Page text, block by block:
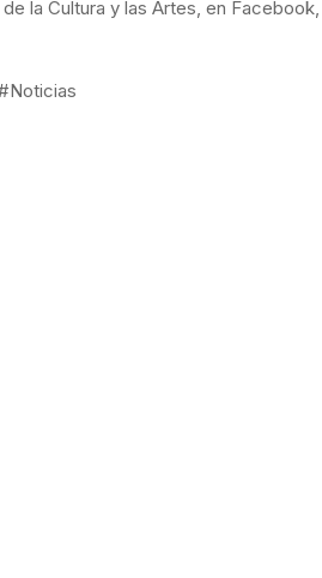
la Cultura y las Artes, en